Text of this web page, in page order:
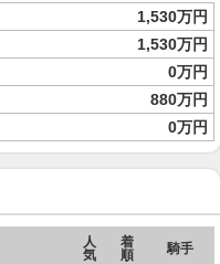
1,530万円
1,530万円
0万円
880万円
0万円
人
気
着
順
騎手